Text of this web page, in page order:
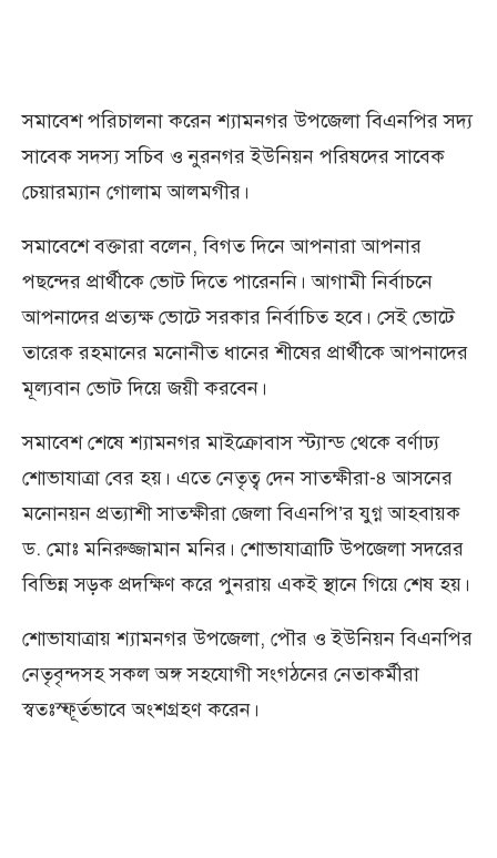
সমাবেশ পরিচালনা করেন শ্যামনগর উপজেলা বিএনপির সদ্য
সাবেক সদস্য সচিব ও নুরনগর ইউনিয়ন পরিষদের সাবেক
চেয়ারম্যান গোলাম আলমগীর।
সমাবেশে বক্তারা বলেন, বিগত দিনে আপনারা আপনার
পছন্দের প্রার্থীকে ভোট দিতে পারেননি। আগামী নির্বাচনে
আপনাদের প্রত্যক্ষ ভোটে সরকার নির্বাচিত হবে। সেই ভোটে
তারেক রহমানের মনোনীত ধানের শীষের প্রার্থীকে আপনাদের
মূল্যবান ভোট দিয়ে জয়ী করবেন।
সমাবেশ শেষে শ্যামনগর মাইক্রোবাস স্ট্যান্ড থেকে বর্ণাঢ্য
শোভাযাত্রা বের হয়। এতে নেতৃত্ব দেন সাতক্ষীরা-৪ আসনের
মনোনয়ন প্রত্যাশী সাতক্ষীরা জেলা বিএনপি’র যুগ্ন আহবায়ক
ড. মোঃ মনিরুজ্জামান মনির। শোভাযাত্রাটি উপজেলা সদরের
বিভিন্ন সড়ক প্রদক্ষিণ করে পুনরায় একই স্থানে গিয়ে শেষ হয়।
শোভাযাত্রায় শ্যামনগর উপজেলা, পৌর ও ইউনিয়ন বিএনপির
নেতৃবৃন্দসহ সকল অঙ্গ সহযোগী সংগঠনের নেতাকর্মীরা
স্বতঃস্ফূর্তভাবে অংশগ্রহণ করেন।